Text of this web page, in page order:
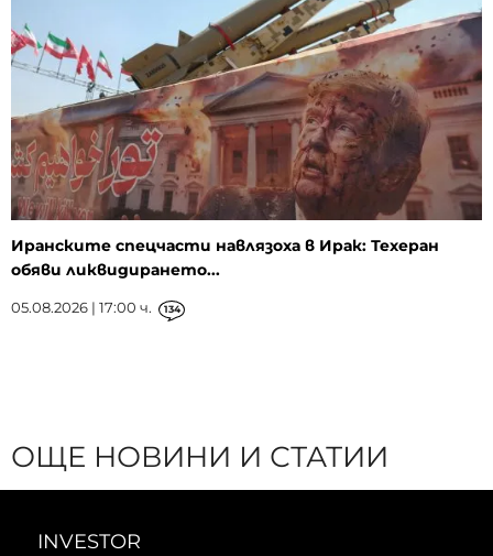
Иранските спецчасти навлязоха в Ирак: Техеран
обяви ликвидирането...
05.08.2026 | 17:00 ч. 134
ОЩЕ НОВИНИ И СТАТИИ
INVESTOR